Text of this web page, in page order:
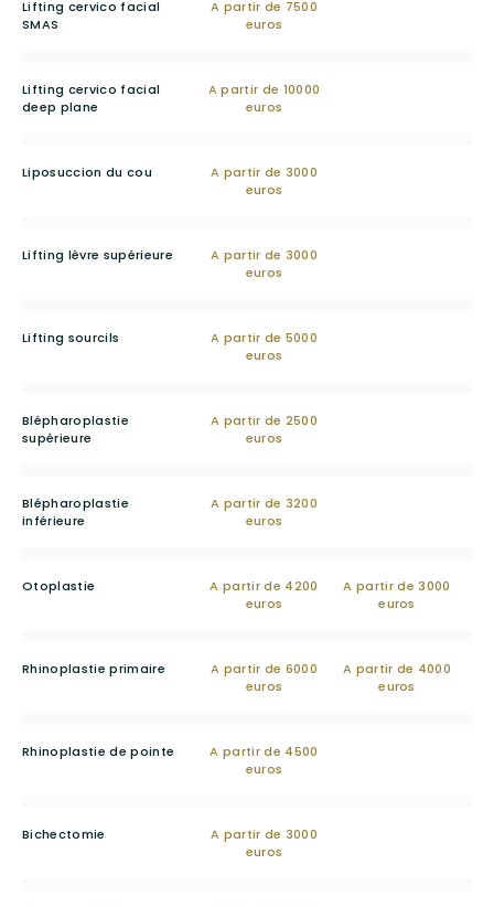
Lifting cervico facial
SMAS
A partir de 7500
euros
Lifting cervico facial
deep plane
A partir de 10000
euros
Liposuccion du cou
A partir de 3000
euros
Lifting lèvre supérieure
A partir de 3000
euros
Lifting sourcils
A partir de 5000
euros
Blépharoplastie
supérieure
A partir de 2500
euros
Blépharoplastie
inférieure
A partir de 3200
euros
Otoplastie
A partir de 4200
euros
A partir de 3000
euros
Rhinoplastie primaire
A partir de 6000
euros
A partir de 4000
euros
Rhinoplastie de pointe
A partir de 4500
euros
Bichectomie
A partir de 3000
euros